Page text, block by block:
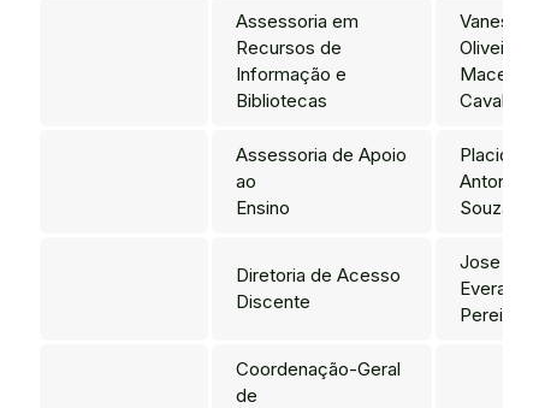
Assessoria em
Recursos de
Informação e
Bibliotecas
Vanessa
Oliveira
Macedo
Assessoria de Apoio
ao
Ensino
Placido
Antonio
Souza
Diretoria de Acesso
Discente
Jose
Everaldo
Pereira
Coordenação-Geral
de